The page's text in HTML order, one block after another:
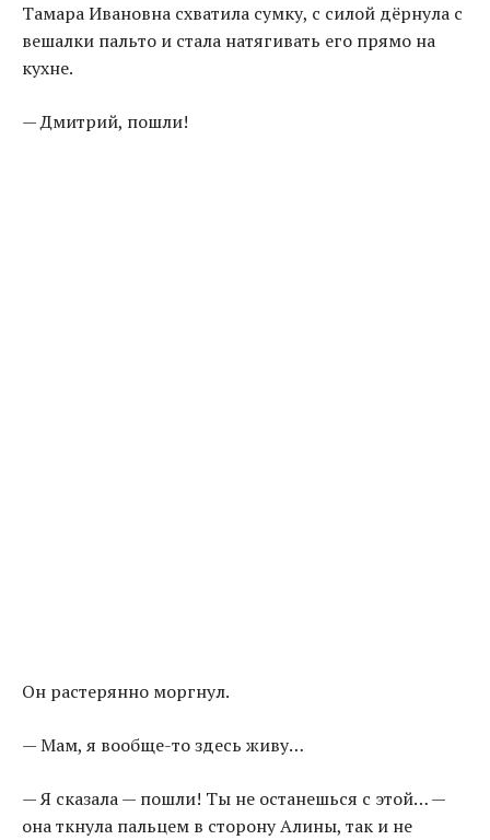
Тамара Ивановна схватила сумку, с силой дёрнула с
вешалки пальто и стала натягивать его прямо на
кухне.
— Дмитрий, пошли!
Он растерянно моргнул.
— Мам, я вообще-то здесь живу…
— Я сказала — пошли! Ты не останешься с этой… —
она ткнула пальцем в сторону Алины, так и не